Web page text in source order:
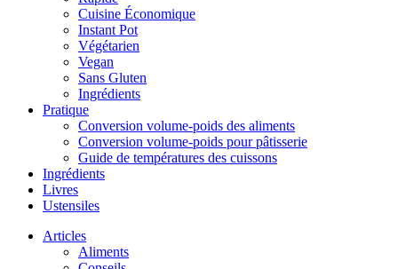
Cuisine Économique
Instant Pot
Végétarien
Vegan
Sans Gluten
Ingrédients
Pratique
Conversion volume-poids des aliments
Conversion volume-poids pour pâtisserie
Guide de températures des cuissons
Ingrédients
Livres
Ustensiles
Articles
Aliments